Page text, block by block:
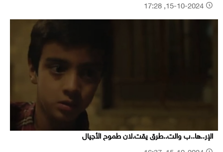
الإر..ها..ب والت..طرق يقت.لان طموح الأجيال